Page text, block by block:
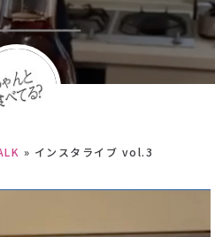
» インスタライブ vol.3